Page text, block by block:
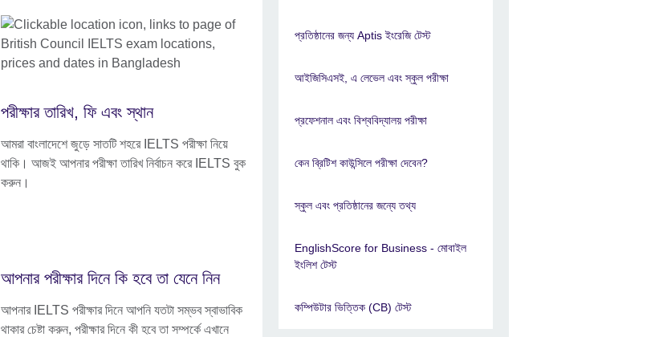
পরীক্ষার তারিখ, ফি এবং স্থান
আমরা বাংলাদেশে জুড়ে সাতটি শহরে IELTS পরীক্ষা নিয়ে
থাকি। আজই আপনার পরীক্ষা তারিখ নির্বাচন করে IELTS বুক
করুন।
আপনার পরীক্ষার দিনে কি হবে তা যেনে নিন
আপনার IELTS পরীক্ষার দিনে আপনি যতটা সম্ভব স্বাভাবিক
থাকার চেষ্টা করুন, পরীক্ষার দিনে কী হবে তা সম্পর্কে এখানে
প্রতিষ্ঠানের জন্য Aptis ইংরেজি টেস্ট
আইজিসিএসই, এ লেভেল এবং স্কুল পরীক্ষা
প্রফেশনাল এবং বিশ্ববিদ্যালয় পরীক্ষা
কেন ব্রিটিশ কাউন্সিলে পরীক্ষা দেবেন?
স্কুল এবং প্রতিষ্ঠানের জন্যে তথ্য
EnglishScore for Business - মোবাইল
ইংলিশ টেস্ট
কম্পিউটার ভিত্তিক (CB) টেস্ট